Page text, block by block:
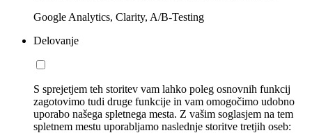
Google Analytics, Clarity, A/B-Testing
Delovanje
S sprejetjem teh storitev vam lahko poleg osnovnih funkcij
zagotovimo tudi druge funkcije in vam omogočimo udobno
uporabo našega spletnega mesta. Z vašim soglasjem na tem
spletnem mestu uporabljamo naslednje storitve tretjih oseb: